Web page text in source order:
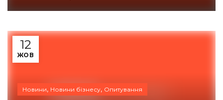
12
ЖОВ
Новини, Новини бізнесу, Опитування